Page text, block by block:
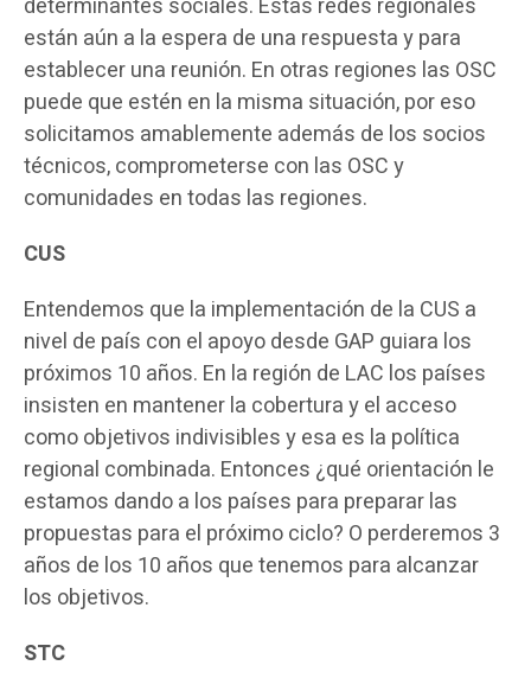
determinantes sociales. Estas redes regionales
están aún a la espera de una respuesta y para
establecer una reunión. En otras regiones las OSC
puede que estén en la misma situación, por eso
solicitamos amablemente además de los socios
técnicos, comprometerse con las OSC y
comunidades en todas las regiones.
CUS
Entendemos que la implementación de la CUS a
nivel de país con el apoyo desde GAP guiara los
próximos 10 años. En la región de LAC los países
insisten en mantener la cobertura y el acceso
como objetivos indivisibles y esa es la política
regional combinada. Entonces ¿qué orientación le
estamos dando a los países para preparar las
propuestas para el próximo ciclo? O perderemos 3
años de los 10 años que tenemos para alcanzar
los objetivos.
STC